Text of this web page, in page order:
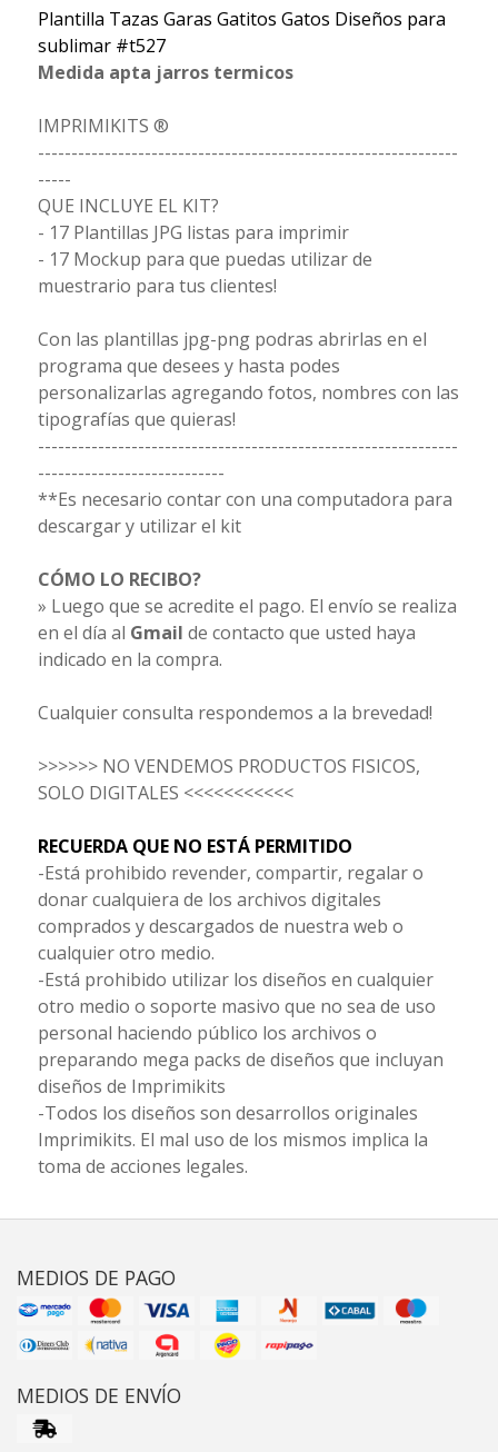
Plantilla Tazas Garas Gatitos Gatos Diseños para
sublimar #t527
Medida apta jarros termicos
IMPRIMIKITS ®
---------------------------------------------------------------
-----
QUE INCLUYE EL KIT?
- 17 Plantillas JPG listas para imprimir
- 17 Mockup para que puedas utilizar de
muestrario para tus clientes!
Con las plantillas jpg-png podras abrirlas en el
programa que desees y hasta podes
personalizarlas agregando fotos, nombres con las
tipografías que quieras!
---------------------------------------------------------------
----------------------------
**Es necesario contar con una computadora para
descargar y utilizar el kit
CÓMO LO RECIBO?
» Luego que se acredite el pago. El envío se realiza
en el día al Gmail de contacto que usted haya
indicado en la compra.
Cualquier consulta respondemos a la brevedad!
>>>>>> NO VENDEMOS PRODUCTOS FISICOS,
SOLO DIGITALES <<<<<<<<<<<
RECUERDA QUE NO ESTÁ PERMITIDO
-Está prohibido revender, compartir, regalar o
donar cualquiera de los archivos digitales
comprados y descargados de nuestra web o
cualquier otro medio.
-Está prohibido utilizar los diseños en cualquier
otro medio o soporte masivo que no sea de uso
personal haciendo público los archivos o
preparando mega packs de diseños que incluyan
diseños de Imprimikits
-Todos los diseños son desarrollos originales
Imprimikits. El mal uso de los mismos implica la
toma de acciones legales.
MEDIOS DE PAGO
MEDIOS DE ENVÍO